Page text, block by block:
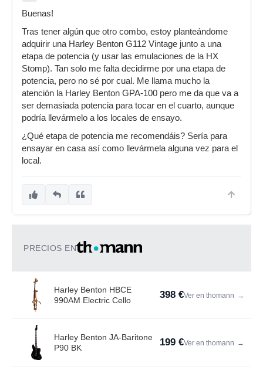
Buenas!
Tras tener algún que otro combo, estoy planteándome
adquirir una Harley Benton G112 Vintage junto a una
etapa de potencia (y usar las emulaciones de la HX
Stomp). Tan solo me falta decidirme por una etapa de
potencia, pero no sé por cual. Me llama mucho la
atención la Harley Benton GPA-100 pero me da que va a
ser demasiada potencia para tocar en el cuarto, aunque
podría llevármelo a los locales de ensayo.
¿Qué etapa de potencia me recomendáis? Sería para
ensayar en casa así como llevármela alguna vez para el
local.
PRECIOS EN
Harley Benton HBCE
990AM Electric Cello
398 €Ver en thomann →
Harley Benton JA-Baritone
P90 BK
199 €Ver en thomann →